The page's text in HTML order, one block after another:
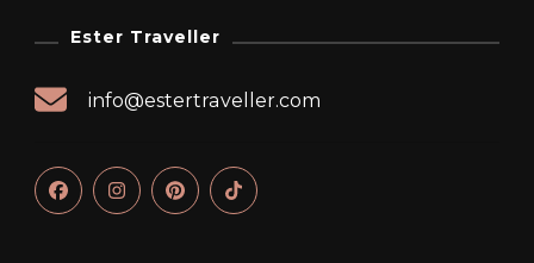
Ester Traveller
info@estertraveller.com